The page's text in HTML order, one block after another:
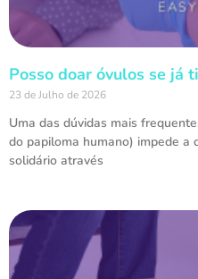
Posso doar óvulos se já
23 de Julho de 2026
Uma das dúvidas mais
do papiloma humano) impede a
solidário através